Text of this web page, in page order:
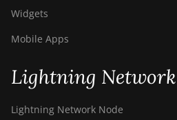
Ebang Ebit E12
ElphaPex DG 1
ElphaPex DG 1 Lite
Widgets
Mobile Apps
Lightning Network
Lightning Network Node